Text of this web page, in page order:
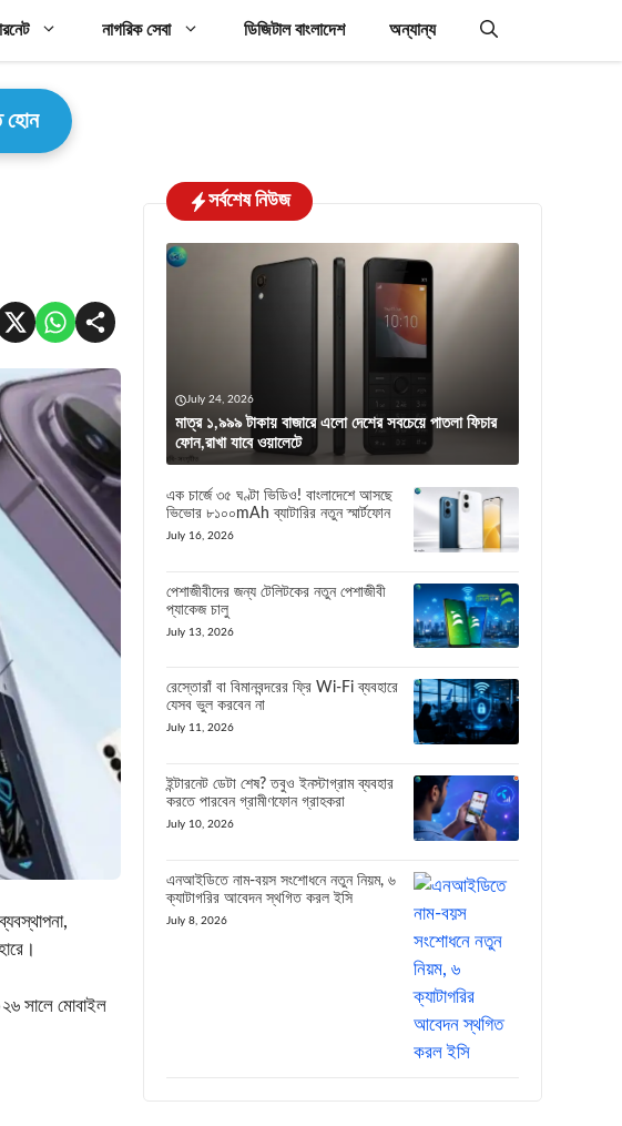
নাগরিক সেবা ডিজিটাল বাংলাদেশ অন্যান্য
হোন
সালে মোবাইল
সর্বশেষ নিউজ
July 24, 2026
মাত্র ১,৯৯৯ টাকায় বাজারে এলো দেশের সবচেয়ে পাতলা ফিচার
ফোন,রাখা যাবে ওয়ালেটে
এক চার্জে ৩৫ ঘণ্টা ভিডিও! বাংলাদেশে আসছে
ভিভোর ৮১০০mAh ব্যাটারির নতুন স্মার্টফোন
July 16, 2026
পেশাজীবীদের জন্য টেলিটকের নতুন পেশাজীবী
প্যাকেজ চালু
July 13, 2026
রেস্তোরাঁ বা বিমানবন্দরের ফ্রি Wi-Fi ব্যবহারে
যেসব ভুল করবেন না
July 11, 2026
ইন্টারনেট ডেটা শেষ? তবুও ইনস্টাগ্রাম ব্যবহার
করতে পারবেন গ্রামীণফোন গ্রাহকরা
July 10, 2026
এনআইডিতে নাম-বয়স সংশোধনে নতুন নিয়ম, ৬
ক্যাটাগরির আবেদন স্থগিত করল ইসি
July 8, 2026